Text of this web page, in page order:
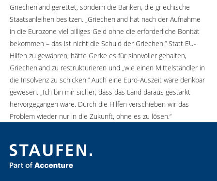
Griechenland gerettet, sondern die Banken, die griechische
Staatsanleihen besitzen. „Griechenland hat nach der Aufnahme
in die Eurozone viel billiges Geld ohne die erforderliche Bonität
bekommen – das ist nicht die Schuld der Griechen.“ Statt EU-
Hilfen zu gewähren, hätte Gerke es für sinnvoller gehalten,
Griechenland zu restrukturieren und „wie einen Mittelständler in
die Insolvenz zu schicken.“ Auch eine Euro-Auszeit wäre denkbar
gewesen. „Ich bin mir sicher, dass das Land daraus gestärkt
hervorgegangen wäre. Durch die Hilfen verschieben wir das
Problem wieder nur in die Zukunft, ohne es zu lösen.“